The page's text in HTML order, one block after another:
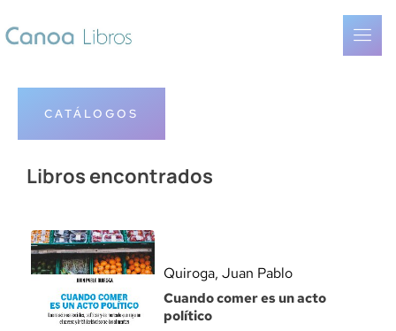
CATÁLOGOS
Libros encontrados
Quiroga, Juan Pablo
Cuando comer es un acto
político